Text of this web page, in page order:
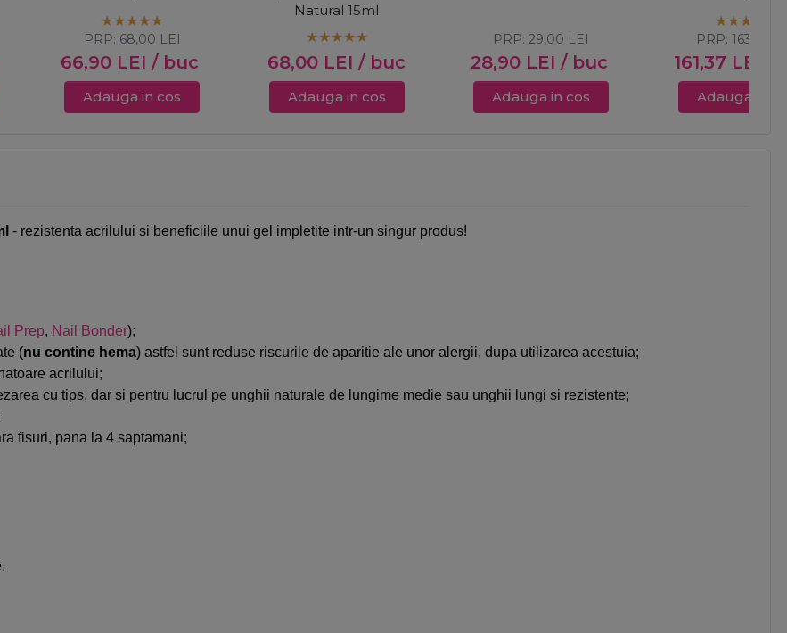
66,90 LEI / buc
PRP: 68,00 LEI
Adauga in cos
Natural 15ml
68,00 LEI / buc
Adauga in cos
28,90 LEI / buc
PRP:29,00 LEI
Adauga in cos
161,37 LEI
PRP: 163,00
Adauga in
- rezistenta acrilului si beneficiile unui gel impletite intr-un singur produs!
Prep, Nail Bonder);
(nu contine hema) astfel sunt reduse riscurile de aparitie ale unor alergii, dupa utilizarea acestuia;
acrilului;
cu tips, dar si pentru lucrul pe unghii naturale de lungime medie sau unghii lungi si rezistente;
fisuri, pana la 4 saptamani;